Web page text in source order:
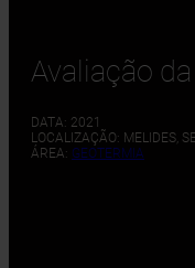
Avaliação
DATA: 2021
LOCALIZAÇÃO: MELIDES,
ÁREA: GEOTERMIA